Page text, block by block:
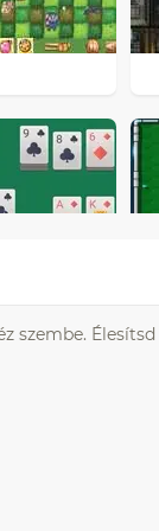
szembe.